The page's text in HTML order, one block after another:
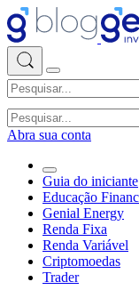
Abra sua conta
Guia do iniciante
Educação
Genial Energy
Renda Fixa
Renda Variável
Criptomoedas
Trader